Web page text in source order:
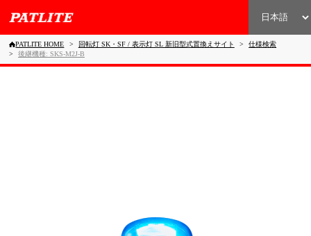
PATLITE HOME 回転灯 SK・SF / 表示灯 SL 新旧型式置換えサイト
仕様検索
後継機種: SKS-M2J-B